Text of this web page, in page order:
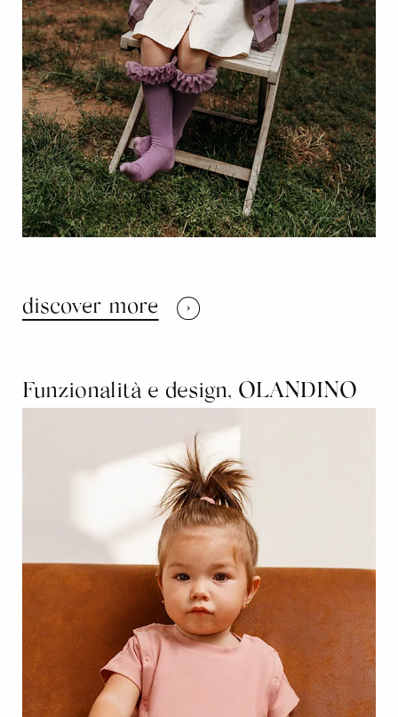
discover more
Funzionalità e design, OLANDINO